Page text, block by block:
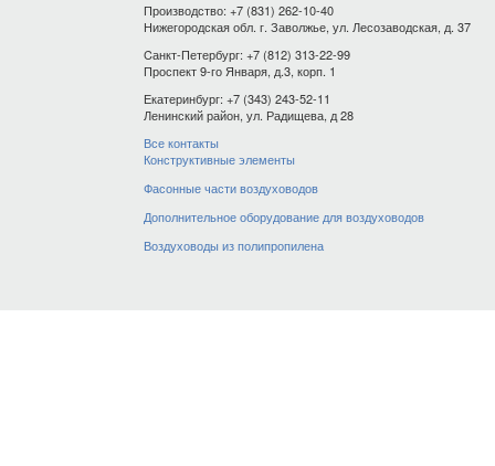
Производство: +7 (831) 262-10-40
Нижегородская обл. г. Заволжье, ул. Лесозаводская, д. 37
Cанкт-Петербург: +7 (812) 313-22-99
Проспект 9-го Января, д.3, корп. 1
Екатеринбург: +7 (343) 243-52-11
Ленинский район, ул. Радищева, д 28
Все контакты
Конструктивные элементы
Фасонные части воздуховодов
Дополнительное оборудование для воздуховодов
Воздуховоды из полипропилена